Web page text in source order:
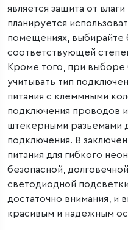
является защита от
планируется
помещениях, выбирайте
соответствующей
Кроме того, при выборе
учитывать тип
питания с клеммными
подключения проводов
штекерными разъемами
подключения. В
питания для гибкого
безопасной,
светодиодной
достаточно внимания, и
красивым и надежным